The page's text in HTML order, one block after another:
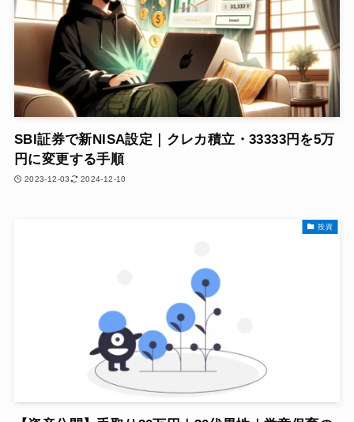
SBI証券で新NISA設定｜クレカ積立・33333円を5万
円に変更する手順
2023-12-03 2024-12-10
投資